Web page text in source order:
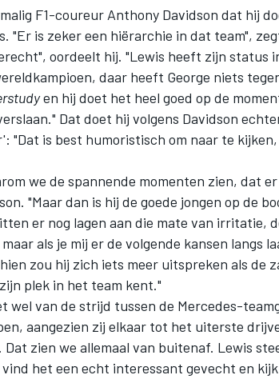
F1-coureur Anthony Davidson dat hij
"Er is zeker een hiërarchie in dat team",
oordeelt hij. "Lewis heeft zijn status
daar heeft George niets
en hij doet het heel goed op de
Dat doet hij volgens Davidson
"Dat is best humoristisch om naar te
we de spannende momenten zien, dat
"Maar dan is hij de goede jongen op de
er nog lagen aan die mate van irritatie,
als je mij er de volgende kansen langs
zou hij zich iets meer uitspreken als de
plek in het team kent."
wel van de strijd tussen de Mercedes-
aangezien zij elkaar tot het uiterste
zien we allemaal van buitenaf. Lewis
het een echt interessant gevecht en